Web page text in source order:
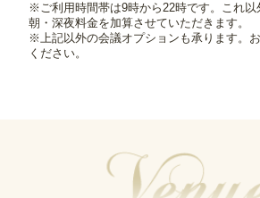
※ご利用時間帯は9時から22時です。これ以
朝・深夜料金を加算させていただきます。
※上記以外の会議オプションも承ります。
ください。